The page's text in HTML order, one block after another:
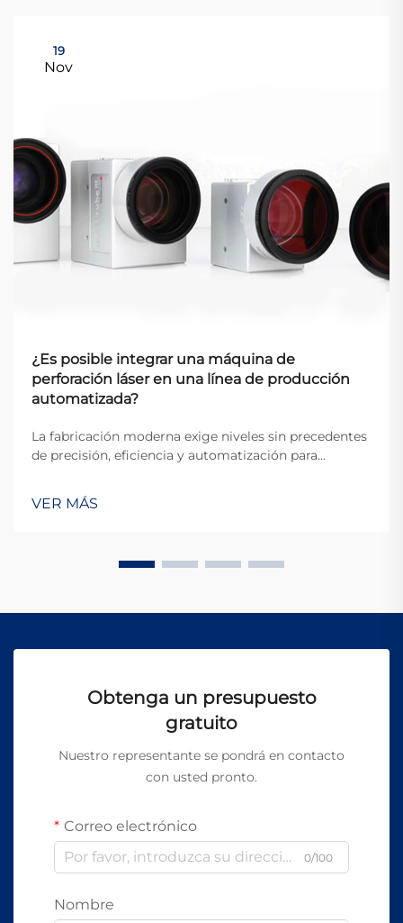
19
Nov
¿Es posible integrar una máquina de
perforación láser en una línea de producción
automatizada?
La fabricación moderna exige niveles sin precedentes
de precisión, eficiencia y automatización para
La integración de equipos avanzados en líneas de
producción automatizadas se ha convertido en un
VER MÁS
Obtenga un presupuesto
gratuito
Nuestro representante se pondrá en contacto
con usted pronto.
Correo electrónico
0/100
Nombre